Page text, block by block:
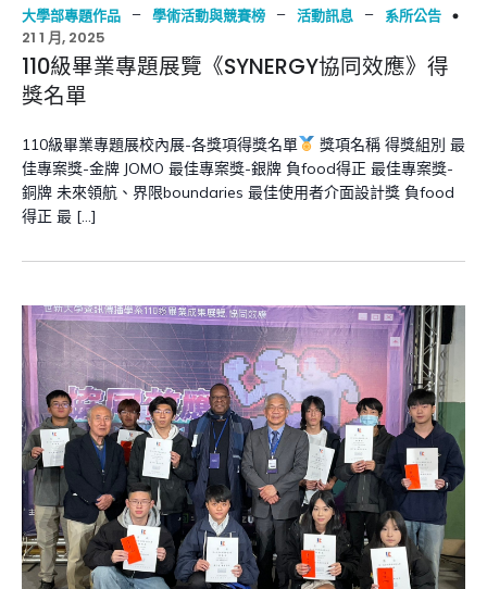
大學部專題作品 – 學術活動與競賽榜 – 活動訊息 – 系所公告
21 1 月, 2025
110級畢業專題展覽《SYNERGY協同效應》得
獎名單
110級畢業專題展校內展-各獎項得獎名單
獎項名稱 得獎組別 最
佳專案獎-金牌 JOMO 最佳專案獎-銀牌 負food得正 最佳專案獎-
銅牌 未來領航、界限boundaries 最佳使用者介面設計獎 負food
得正 最 […]